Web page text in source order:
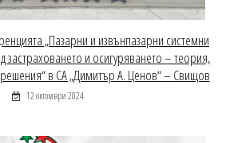
„Пазарни и извънпазарни системни
застраховането и осигуряването – теория,
в СА „Димитър А. Ценов“ – Свищов
12 октомври 2024